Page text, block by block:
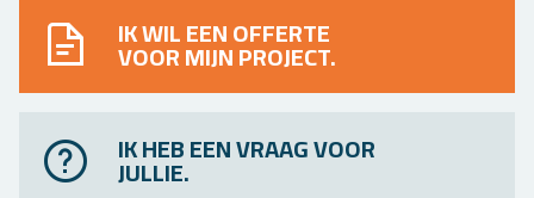
IK WIL EEN OFFERTE
VOOR MIJN PROJECT.
IK HEB EEN VRAAG VOOR
JULLIE.